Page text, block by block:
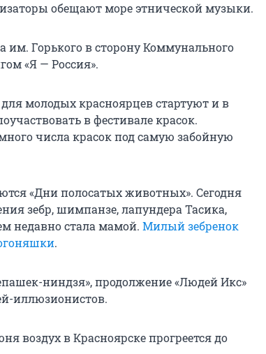
обещают море этнической музыки.
им. Горького в сторону Коммунального
«Я — Россия».
молодых красноярцев стартуют и в
в фестивале красок.
числа красок под самую забойную
«Дни полосатых животных». Сегодня
зебр, шимпанзе, лапундера Тасика,
недавно стала мамой. Милый зебренок
.
ниндзя», продолжение «Людей Икс»
иллюзионистов.
воздух в Красноярске прогреется до